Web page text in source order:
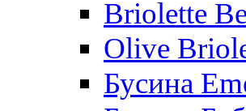
Briolette
Olive
Бусина